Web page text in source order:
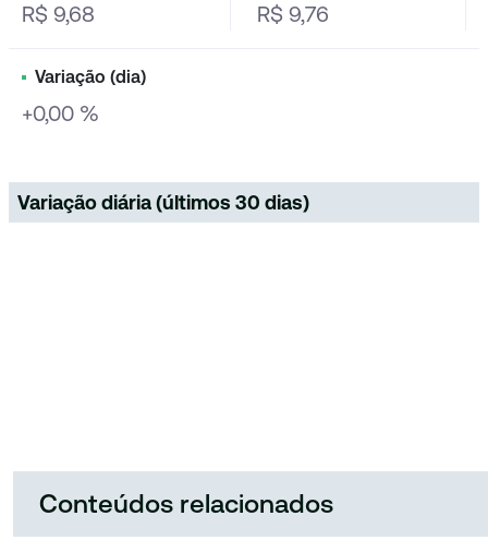
R$ 9,68 R$ 9,76
Variação (dia)
+0,00 %
Variação diária (últimos 30 dias)
Conteúdos relacionados